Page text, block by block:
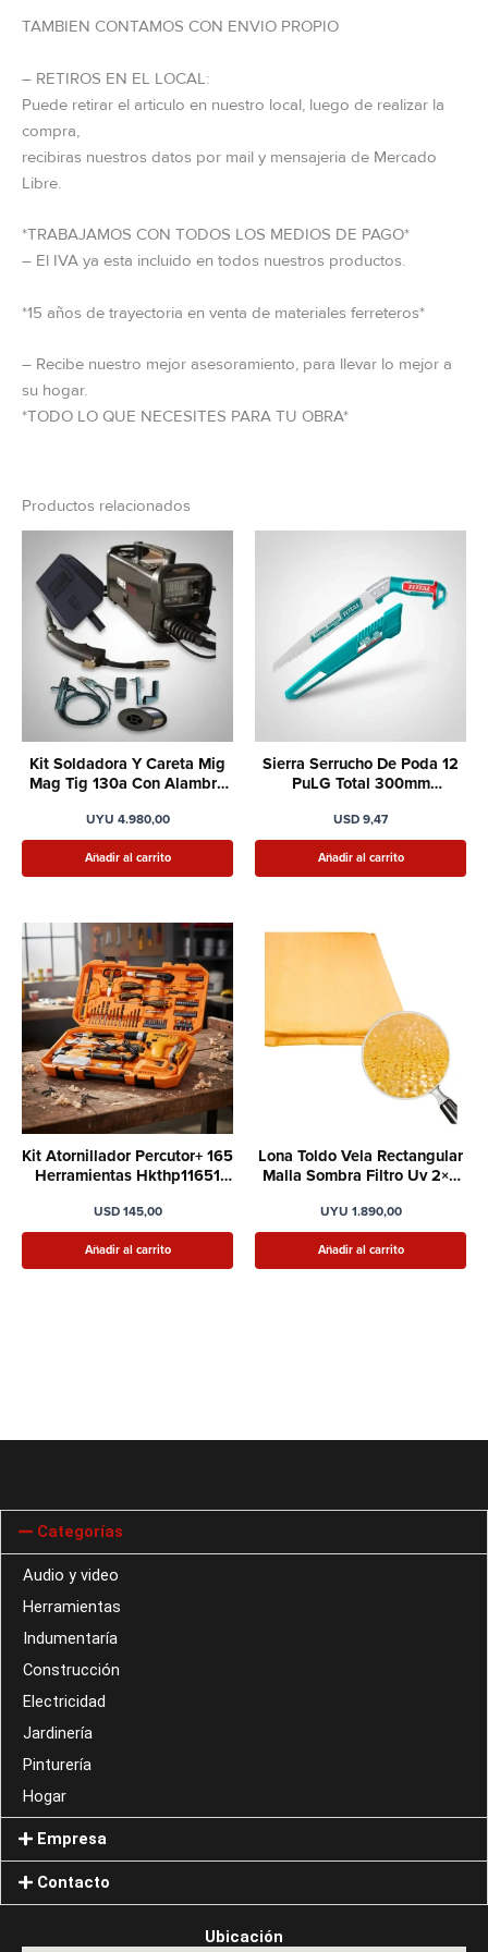
TAMBIEN CONTAMOS CON ENVIO PROPIO
– RETIROS EN EL LOCAL:
Puede retirar el articulo en nuestro local, luego de realizar la
compra,
recibiras nuestros datos por mail y mensajeria de Mercado
Libre.
*TRABAJAMOS CON TODOS LOS MEDIOS DE PAGO*
– El IVA ya esta incluido en todos nuestros productos.
*15 años de trayectoria en venta de materiales ferreteros*
– Recibe nuestro mejor asesoramiento, para llevar lo mejor a
su hogar.
*TODO LO QUE NECESITES PARA TU OBRA*
Productos relacionados
Kit Soldadora Y Careta Mig
Mag Tig 130a Con Alambre
UYU 4.980,00
Añadir al carrito
Sierra Serrucho De Poda 12
PuLG Total 300mm
USD 9,47
Añadir al carrito
Kit Atornillador Percutor+ 165
Herramientas Hkthp11651
USD145,00
Añadir al carrito
Lona Toldo Vela Rectangular
Malla Sombra Filtro Uv 2×4
UYU 1.890,00
Añadir al carrito
Categorías
Audio y video
Herramientas
Indumentaría
Construcción
Electricidad
Jardinería
Pinturería
Hogar
Empresa
Contacto
Ubicación